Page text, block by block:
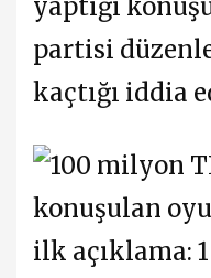
yaptığı
partisi
kaçtığı iddia